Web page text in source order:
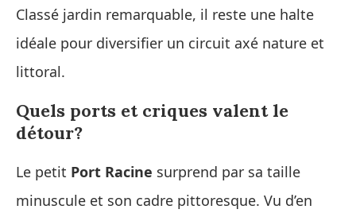
Classé jardin remarquable, il reste une halte
idéale pour diversifier un circuit axé nature et
littoral.
Quels ports et criques valent le
détour?
Le petit Port Racine surprend par sa taille
minuscule et son cadre pittoresque. Vu d’en